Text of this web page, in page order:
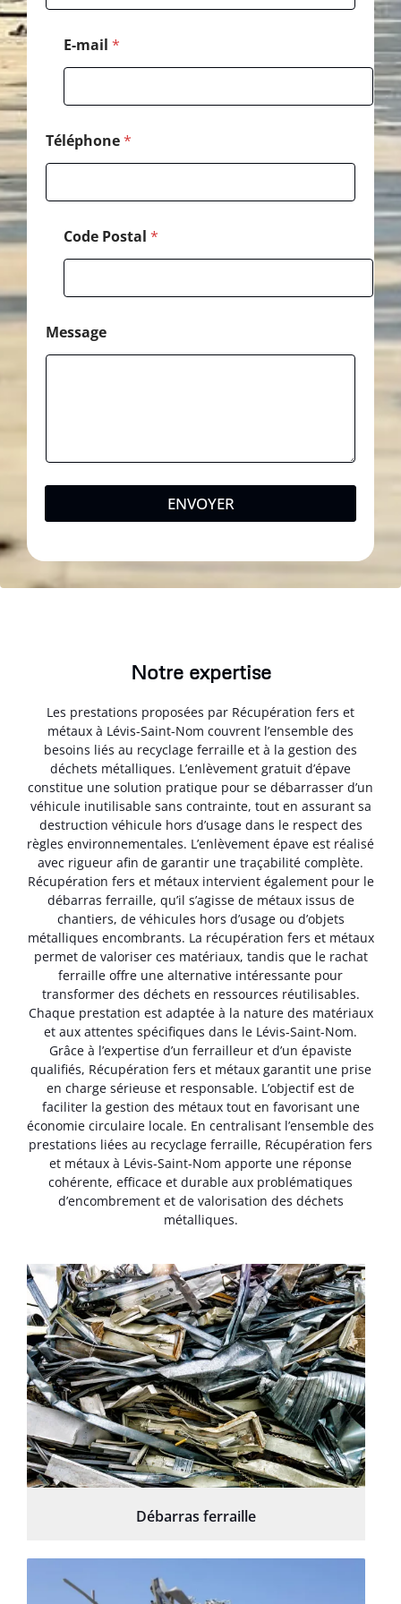
E-mail *
Téléphone*
Code Postal *
Message
ENVOYER
Notre expertise
Les prestations proposées par Récupération fers et
métaux à Lévis-Saint-Nom couvrent l’ensemble des
besoins liés au recyclage ferraille et à la gestion des
déchets métalliques. L’enlèvement gratuit d’épave
constitue une solution pratique pour se débarrasser d’un
véhicule inutilisable sans contrainte, tout en assurant sa
destruction véhicule hors d’usage dans le respect des
règles environnementales. L’enlèvement épave est réalisé
avec rigueur afin de garantir une traçabilité complète.
Récupération fers et métaux intervient également pour le
débarras ferraille, qu’il s’agisse de métaux issus de
chantiers, de véhicules hors d’usage ou d’objets
métalliques encombrants. La récupération fers et métaux
permet de valoriser ces matériaux, tandis que le rachat
ferraille offre une alternative intéressante pour
transformer des déchets en ressources réutilisables.
Chaque prestation est adaptée à la nature des matériaux
et aux attentes spécifiques dans le Lévis-Saint-Nom.
Grâce à l’expertise d’un ferrailleur et d’un épaviste
qualifiés, Récupération fers et métaux garantit une prise
en charge sérieuse et responsable. L’objectif est de
faciliter la gestion des métaux tout en favorisant une
économie circulaire locale. En centralisant l’ensemble des
prestations liées au recyclage ferraille, Récupération fers
et métaux à Lévis-Saint-Nom apporte une réponse
cohérente, efficace et durable aux problématiques
d’encombrement et de valorisation des déchets
métalliques.
Débarras ferraille